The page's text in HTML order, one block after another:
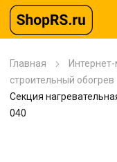
Главная
строительный обогрев
Секция
040